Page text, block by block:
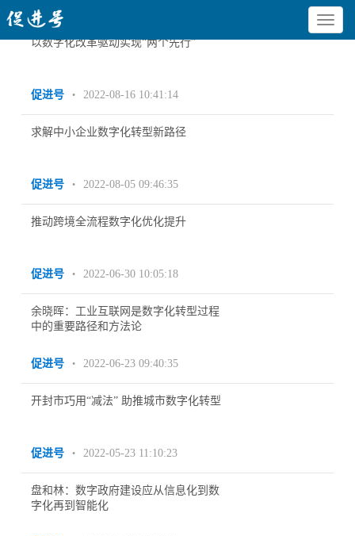
Toggle
您当前的位置：
以数字化改革驱动实现“两个先行”
促进号 • 2022-08-16 10:41:14
求解中小企业数字化转型新路径
促进号 • 2022-08-05 09:46:35
推动跨境全流程数字化优化提升
促进号 • 2022-06-30 10:05:18
余晓晖：工业互联网是数字化转型过程
中的重要路径和方法论
促进号 • 2022-06-23 09:40:35
开封市巧用“减法” 助推城市数字化转型
促进号 • 2022-05-23 11:10:23
盘和林：数字政府建设应从信息化到数
字化再到智能化